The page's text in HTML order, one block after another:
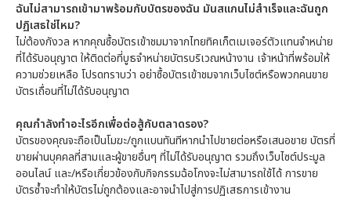
ฉันไม่สามารถเข้ามาพร้อมกับบัตรของฉัน มันสแกนไม่สำเร็จและฉันถูก
ปฏิเสธใช่ไหม?
ไม่ต้องกังวล หากคุณซื้อบัตรเข้าชมมาจากไทยทิคเก็ตเมเจอร์ตัวแทนจำหน่าย
ที่ได้รับอนุญาต ให้ติดต่อที่บูธจำหน่ายบัตรบริเวณหน้างาน เจ้าหน้าที่พร้อมให้
ความช่วยเหลือ โปรดทราบว่า อย่าซื้อบัตรเข้าชมจากเว็บไซต์หรือพวกคนขาย
บัตรเถื่อนที่ไม่ได้รับอนุญาต
คุณกำลังทำอะไรอีกเพื่อต่อสู้กับตลาดรอง?
บัตรของคุณจะถือเป็นโมฆะ/ถูกแบนทันทีหากนำไปขายต่อหรือเสนอขาย บัตรที่
ขายผ่านบุคคลที่สามและผู้ขายอื่นๆ ที่ไม่ได้รับอนุญาต รวมถึงเว็บไซต์ประมูล
ออนไลน์ และ/หรือเกี่ยวข้องกับกิจกรรมฉ้อโกงจะไม่สามารถใช้ได้ การขาย
บัตรซ้ำจะทำให้บัตรไม่ถูกต้องและอาจนำไปสู่การปฏิเสธการเข้างาน